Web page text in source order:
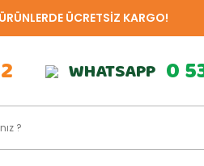
ÜCRETSİZ KARGO!
WHATSAPP 0